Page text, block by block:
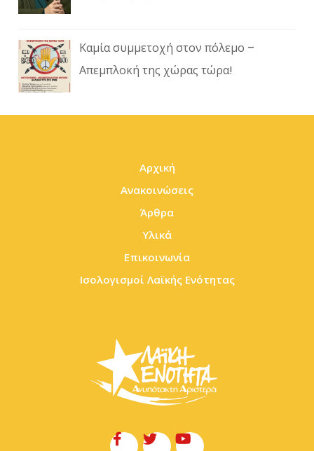
Καμία συμμετοχή στον πόλεμο –
Απεμπλοκή της χώρας τώρα!
Αρχική
Ανακοινώσεις
Άρθρα
Υλικά
Επικοινωνία
Ισολογισμοί Λαϊκής Ενότητας